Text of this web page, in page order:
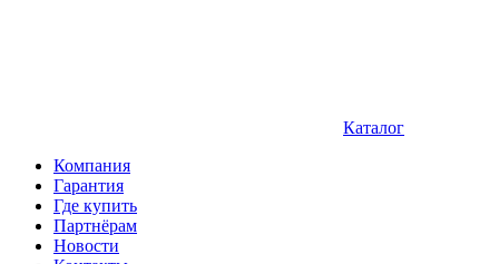
Каталог
Компания
Гарантия
Где купить
Партнёрам
Новости